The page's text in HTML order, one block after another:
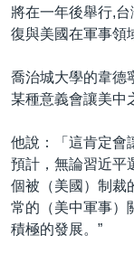
將在一年後舉行,
復與美國在軍事領
喬治城大學的韋德
某種意義會讓美中
他說：「這肯定會
預計，無論習近平
個被（美國）制裁
常的（美中軍事）
積極的發展。”